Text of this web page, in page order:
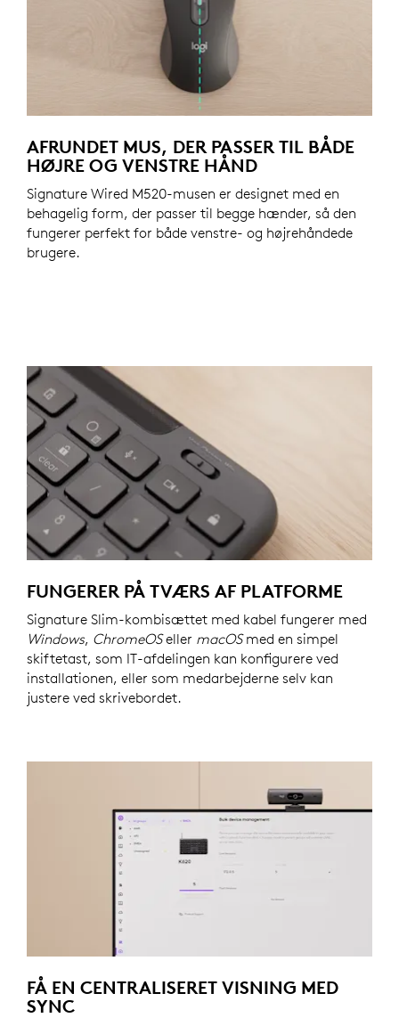
AFRUNDET MUS, DER PASSER TIL BÅDE
HØJRE OG VENSTRE HÅND
Signature Wired M520-musen er designet med en
behagelig form, der passer til begge hænder, så den
fungerer perfekt for både venstre- og højrehåndede
brugere.
FUNGERER PÅ TVÆRS AF PLATFORME
Signature Slim-kombisættet med kabel fungerer med
Windows, ChromeOSeller macOSmed en simpel
skiftetast, som IT-afdelingen kan konfigurere ved
installationen, eller som medarbejderne selv kan
justere ved skrivebordet.
FÅ EN CENTRALISERET VISNING MED
SYNC